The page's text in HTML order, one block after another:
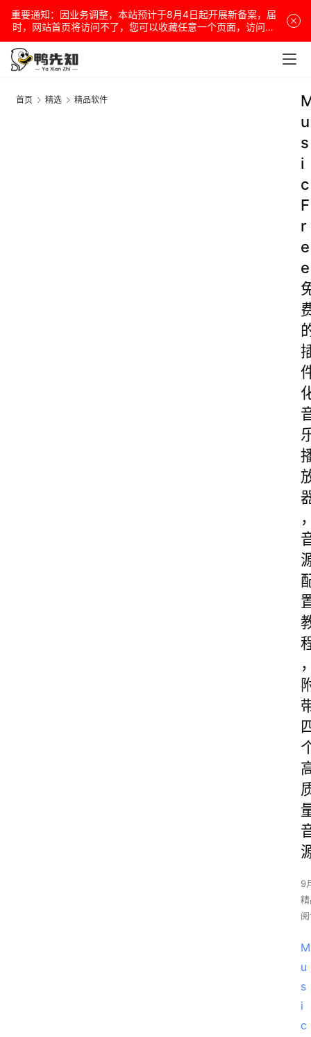
重要通知：因业务调整，本站预计于8月4日起开展新备案，届
时，网站首页将访问不了，您可以收藏任意一个页面，访问网
站！
首页 精选 精品软件
u
s
i
c
F
r
e
e
9
M
u
s
i
c